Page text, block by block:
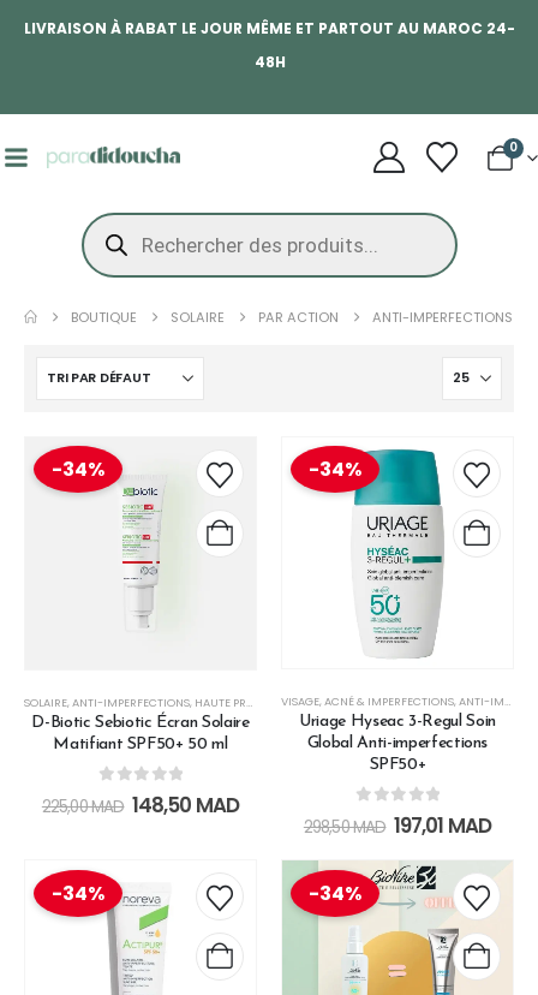
LIVRAISON À RABAT LE JOUR MÊME ET PARTOUT AU MAROC 24-
48H
0
BOUTIQUE SOLAIRE PAR ACTION ANTI-IMPERFECTIONS
-34%
SOLAIRE,ANTI-IMPERFECTIONS, HAUTE PROTECTION ,PEAU GRASSE À TENDANCE ACNÉIQUE,
D-Biotic Sebiotic Écran Solaire
Matifiant SPF50+ 50 ml
out of 5
225,00MAD 148,50 MAD
-34%
VISAGE,ACNÉ & IMPERFECTIONS,ANTI-IMPERFECTIONS
Uriage Hyseac 3-Regul Soin
Global Anti-imperfections
SPF50+
out of 5
298,50MAD 197,01 MAD
-34% -34%